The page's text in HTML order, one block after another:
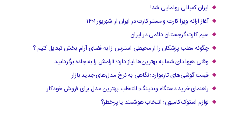
ایران کمپانی رونمایی شد!
آغاز ارائه ویزا کارت و مستر کارت در ایران از شهریور ۱۴۰۱
سیم کارت گرجستان دائمی در ایران
چگونه مطب پزشکان را از محیطی استرس زا به فضای آرام بخش تبدیل کنیم ؟
وقتی هیوندای شما به بهترین‌ها نیاز دارد؛ آرامش را به جاده برگردانید
قیمت گوشی‌های تازه‌وارد؛ نگاهی به نرخ مدل‌های جدید بازار
راهنمای خرید دستگاه وندینگ: انتخاب بهترین مدل برای فروش خودکار
لوازم استوک کامیون؛ انتخاب هوشمند یا پرخطر؟